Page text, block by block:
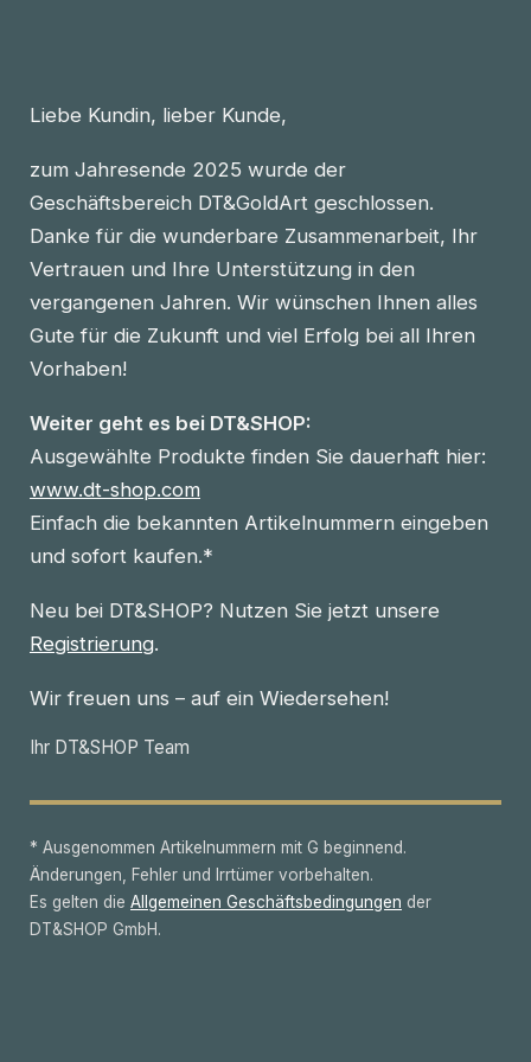
Liebe Kundin, lieber Kunde,
zum Jahresende 2025 wurde der
Geschäftsbereich DT&GoldArt geschlossen.
Danke für die wunderbare Zusammenarbeit, Ihr
Vertrauen und Ihre Unterstützung in den
vergangenen Jahren. Wir wünschen Ihnen alles
Gute für die Zukunft und viel Erfolg bei all Ihren
Vorhaben!
Weiter geht es bei DT&SHOP:
Ausgewählte Produkte finden Sie dauerhaft hier:
www.dt-shop.com
Einfach die bekannten Artikelnummern eingeben
und sofort kaufen.*
Neu bei DT&SHOP? Nutzen Sie jetzt unsere
Registrierung.
Wir freuen uns – auf ein Wiedersehen!
Ihr DT&SHOP Team
* Ausgenommen Artikelnummern mit G beginnend.
Änderungen, Fehler und Irrtümer vorbehalten.
Es gelten die Allgemeinen Geschäftsbedingungen der
DT&SHOP GmbH.